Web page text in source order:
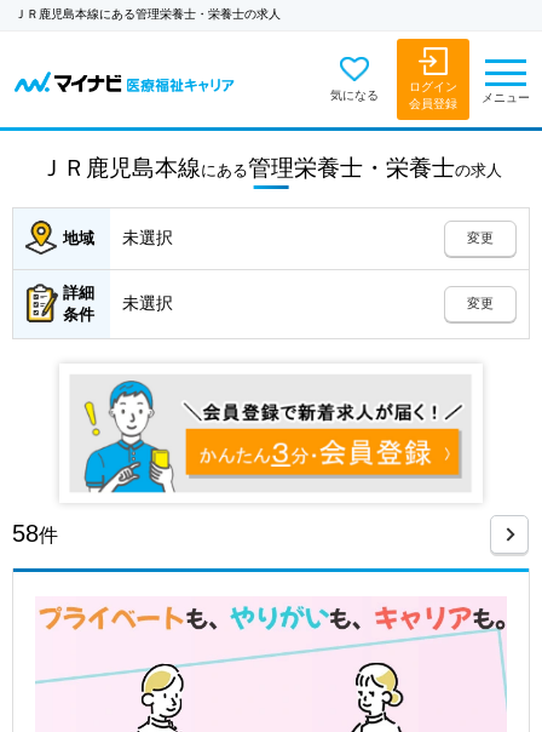
ＪＲ鹿児島本線にある管理栄養士・栄養士の求人
気になる
ログイン
会員登録
メニュー
ＪＲ鹿児島本線 にある管理栄養士・栄養士の求人
地域 未選択 変更
詳細
条件
未選択 変更
58件